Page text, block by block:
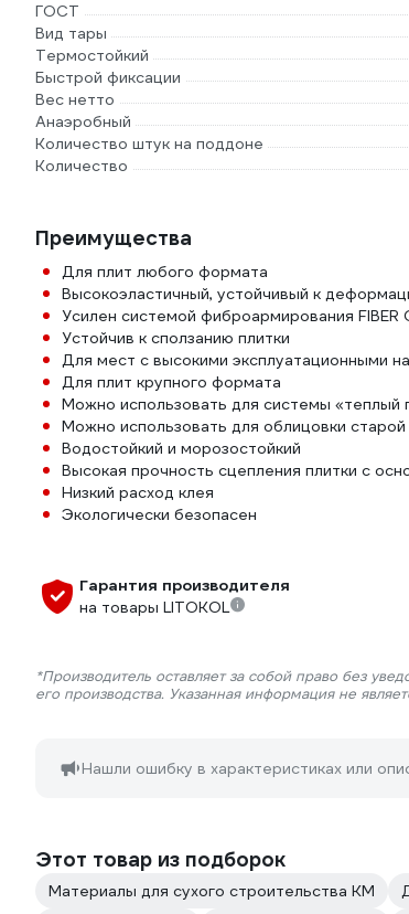
ГОСТ
Вид тары
Термостойкий
Быстрой фиксации
Вес нетто
Анаэробный
Количество штук на поддоне
Количество
Преимущества
Для плит любого формата
Высокоэластичный, устойчивый к
Усилен системой фиброармирования FIBER
Устойчив к сползанию плитки
Для мест с высокими эксплуатационными
Для плит крупного формата
Можно использовать для системы «теплый
Можно использовать для облицовки старой
Водостойкий и морозостойкий
Высокая прочность сцепления плитки с
Низкий расход клея
Экологически безопасен
Гарантия производителя
на товары LITOKOL
*Производитель оставляет за собой право без
его производства. Указанная информация не
Нашли ошибку в характеристиках или
Этот товар из подборок
Материалы для сухого строительства КМ